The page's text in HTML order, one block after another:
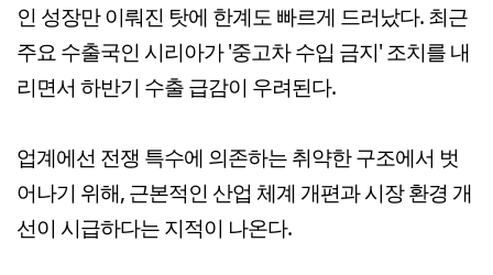
인 성장만 이뤄진 탓에 한계도 빠르게 드러났다. 최근
주요 수출국인 시리아가 '중고차 수입 금지' 조치를 내
리면서 하반기 수출 급감이 우려된다.
업계에선 전쟁 특수에 의존하는 취약한 구조에서 벗
어나기 위해, 근본적인 산업 체계 개편과 시장 환경 개
선이 시급하다는 지적이 나온다.